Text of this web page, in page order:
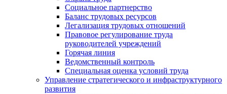
Социальное партнерство
Баланс трудовых ресурсов
Легализация трудовых отношений
Правовое регулирование труда
руководителей учреждений
Горячая линия
Ведомственный контроль
Специальная оценка условий труда
Управление стратегического и инфраструктурного
развития